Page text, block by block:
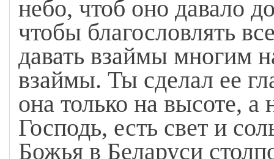
небо, чтоб оно давало
чтобы благословлять
давать взаймы многим
взаймы. Ты сделал ее
она только на высоте, а
Господь, есть свет и
Божья в Беларуси